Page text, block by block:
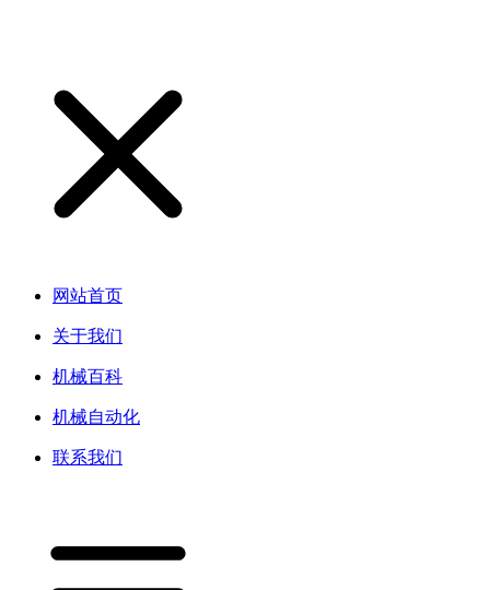
网站首页
关于我们
机械百科
机械自动化
联系我们